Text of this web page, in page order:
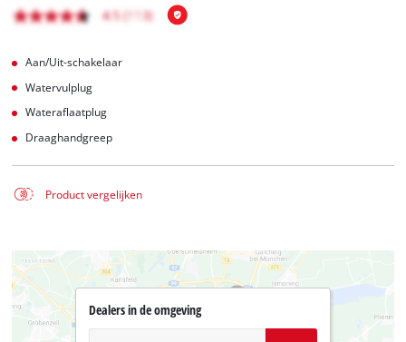
Aan/Uit-schakelaar
Watervulplug
Wateraflaatplug
Draaghandgreep
Product vergelijken
Dealers in de omgeving